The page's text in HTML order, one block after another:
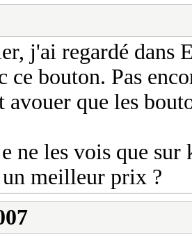
j'ai regardé dans
ce bouton. Pas
que les
ne les vois que
un meilleur prix ?